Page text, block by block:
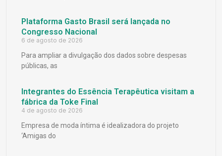
Plataforma Gasto Brasil será lançada no
Congresso Nacional
6 de agosto de 2026
Para ampliar a divulgação dos dados sobre despesas
públicas, as
Integrantes do Essência Terapêutica visitam a
fábrica da Toke Final
4 de agosto de 2026
Empresa de moda íntima é idealizadora do projeto
‘Amigas do